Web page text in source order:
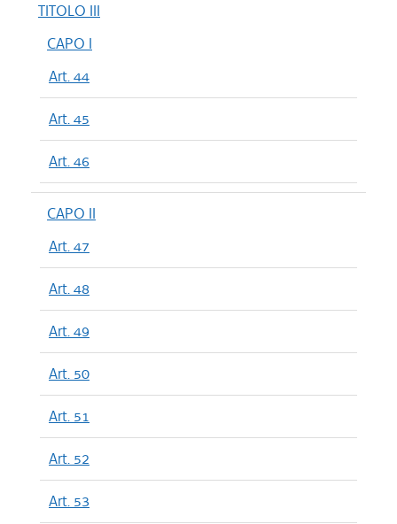
TITOLO III
CAPO I
Art. 44
Art. 45
Art. 46
CAPO II
Art. 47
Art. 48
Art. 49
Art. 50
Art. 51
Art. 52
Art. 53